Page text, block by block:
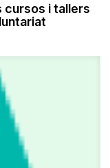
cursos i tallers